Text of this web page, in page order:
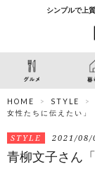
シンプルで上
HOME STYLE
女性たちに伝えたい」
STYLE 2021/08/
青柳文子さん